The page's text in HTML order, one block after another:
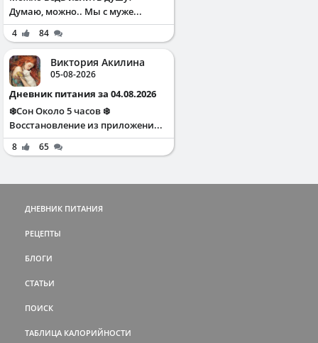
Думаю, можно.. Мы с муже...
4 84
Виктория Акилина
05-08-2026
Дневник питания за 04.08.2026
❄️Сон Около 5 часов ❄️
Восстановление из приложени...
8 65
ДНЕВНИК ПИТАНИЯ
РЕЦЕПТЫ
БЛОГИ
СТАТЬИ
ПОИСК
ТАБЛИЦА КАЛОРИЙНОСТИ